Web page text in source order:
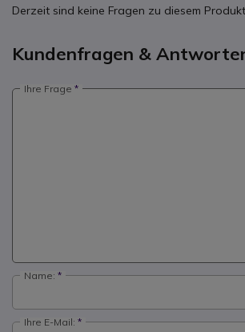
Derzeit sind keine Fragen zu diesem
Kundenfragen &
Ihre Frage
Name:
Ihre E-Mail: